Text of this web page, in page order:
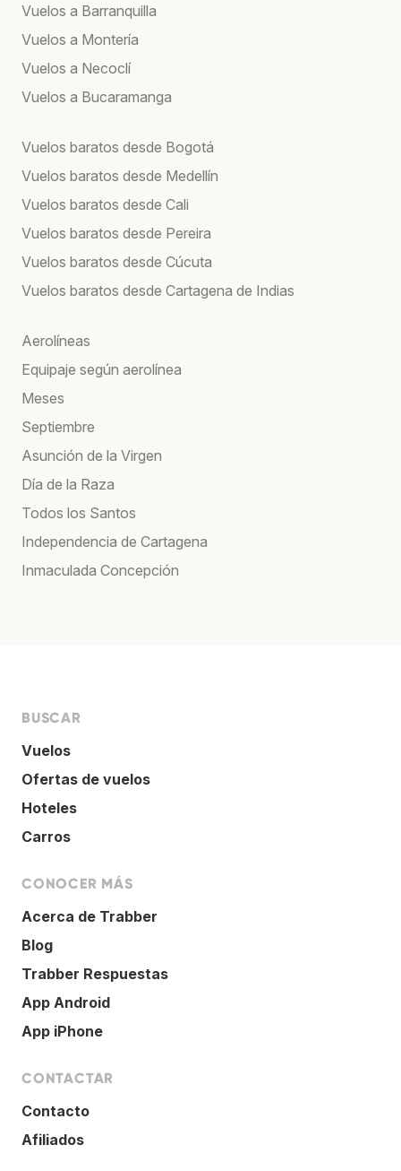
Vuelos a Barranquilla
Vuelos a Montería
Vuelos a Necoclí
Vuelos a Bucaramanga
Vuelos baratos desde Bogotá
Vuelos baratos desde Medellín
Vuelos baratos desde Cali
Vuelos baratos desde Pereira
Vuelos baratos desde Cúcuta
Vuelos baratos desde Cartagena de Indias
Aerolíneas
Equipaje según aerolínea
Meses
Septiembre
Asunción de la Virgen
Día de la Raza
Todos los Santos
Independencia de Cartagena
Inmaculada Concepción
BUSCAR
Vuelos
Ofertas de vuelos
Hoteles
Carros
CONOCER MÁS
Acerca de Trabber
Blog
Trabber Respuestas
App Android
App iPhone
CONTACTAR
Contacto
Afiliados